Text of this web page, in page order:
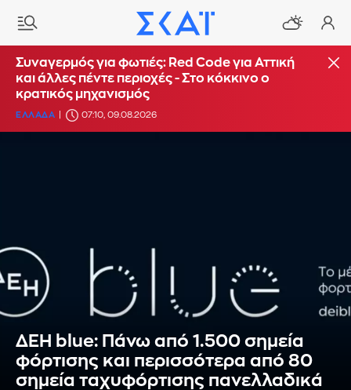
Συναγερμός για φωτιές: Red Code για Αττική
και άλλες πέντε περιοχές - Στο κόκκινο ο
κρατικός μηχανισμός
ΕΛΛΑΔΑ 07:10, 09.08.2026
ΔΕΗ blue: Πάνω από 1.500 σημεία
φόρτισης και περισσότερα από 80
σημεία ταχυφόρτισης πανελλαδικά